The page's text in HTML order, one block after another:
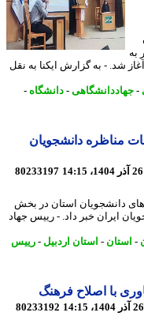
- به گزارش ایکنا به نقل
-دانشگاه-
دانشجویان
80233197
استان در بخش
خبر داد. - رییس جهاد
-استان اردبیل -رییس
با اصلاح فرهنگ
80233192